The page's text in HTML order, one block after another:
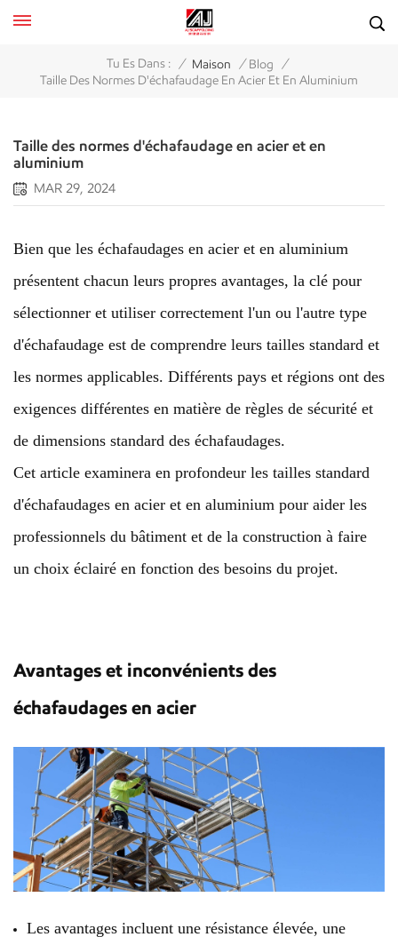
Tu Es Dans : / Maison / Blog /
Taille Des Normes D'échafaudage En Acier Et En Aluminium
Taille des normes d'échafaudage en acier et en
aluminium
MAR 29, 2024
Bien que les échafaudages en acier et en aluminium
présentent chacun leurs propres avantages, la clé pour
sélectionner et utiliser correctement l'un ou l'autre type
d'échafaudage est de comprendre leurs tailles standard et
les normes applicables. Différents pays et régions ont des
exigences différentes en matière de règles de sécurité et
de dimensions standard des échafaudages.
Cet article examinera en profondeur les tailles standard
d'échafaudages en acier et en aluminium pour aider les
professionnels du bâtiment et de la construction à faire
un choix éclairé en fonction des besoins du projet.
Avantages et inconvénients des
échafaudages en acier
Les avantages incluent une résistance élevée, une